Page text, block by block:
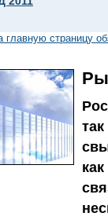
главную страницу